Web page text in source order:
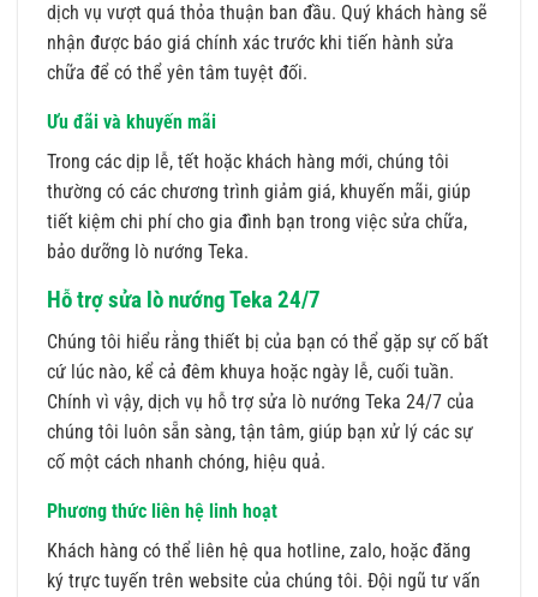
dịch vụ vượt quá thỏa thuận ban đầu. Quý khách hàng sẽ
nhận được báo giá chính xác trước khi tiến hành sửa
chữa để có thể yên tâm tuyệt đối.
Ưu đãi và khuyến mãi
Trong các dịp lễ, tết hoặc khách hàng mới, chúng tôi
thường có các chương trình giảm giá, khuyến mãi, giúp
tiết kiệm chi phí cho gia đình bạn trong việc sửa chữa,
bảo dưỡng lò nướng Teka.
Hỗ trợ sửa lò nướng Teka 24/7
Chúng tôi hiểu rằng thiết bị của bạn có thể gặp sự cố bất
cứ lúc nào, kể cả đêm khuya hoặc ngày lễ, cuối tuần.
Chính vì vậy, dịch vụ hỗ trợ sửa lò nướng Teka 24/7 của
chúng tôi luôn sẵn sàng, tận tâm, giúp bạn xử lý các sự
cố một cách nhanh chóng, hiệu quả.
Phương thức liên hệ linh hoạt
Khách hàng có thể liên hệ qua hotline, zalo, hoặc đăng
ký trực tuyến trên website của chúng tôi. Đội ngũ tư vấn